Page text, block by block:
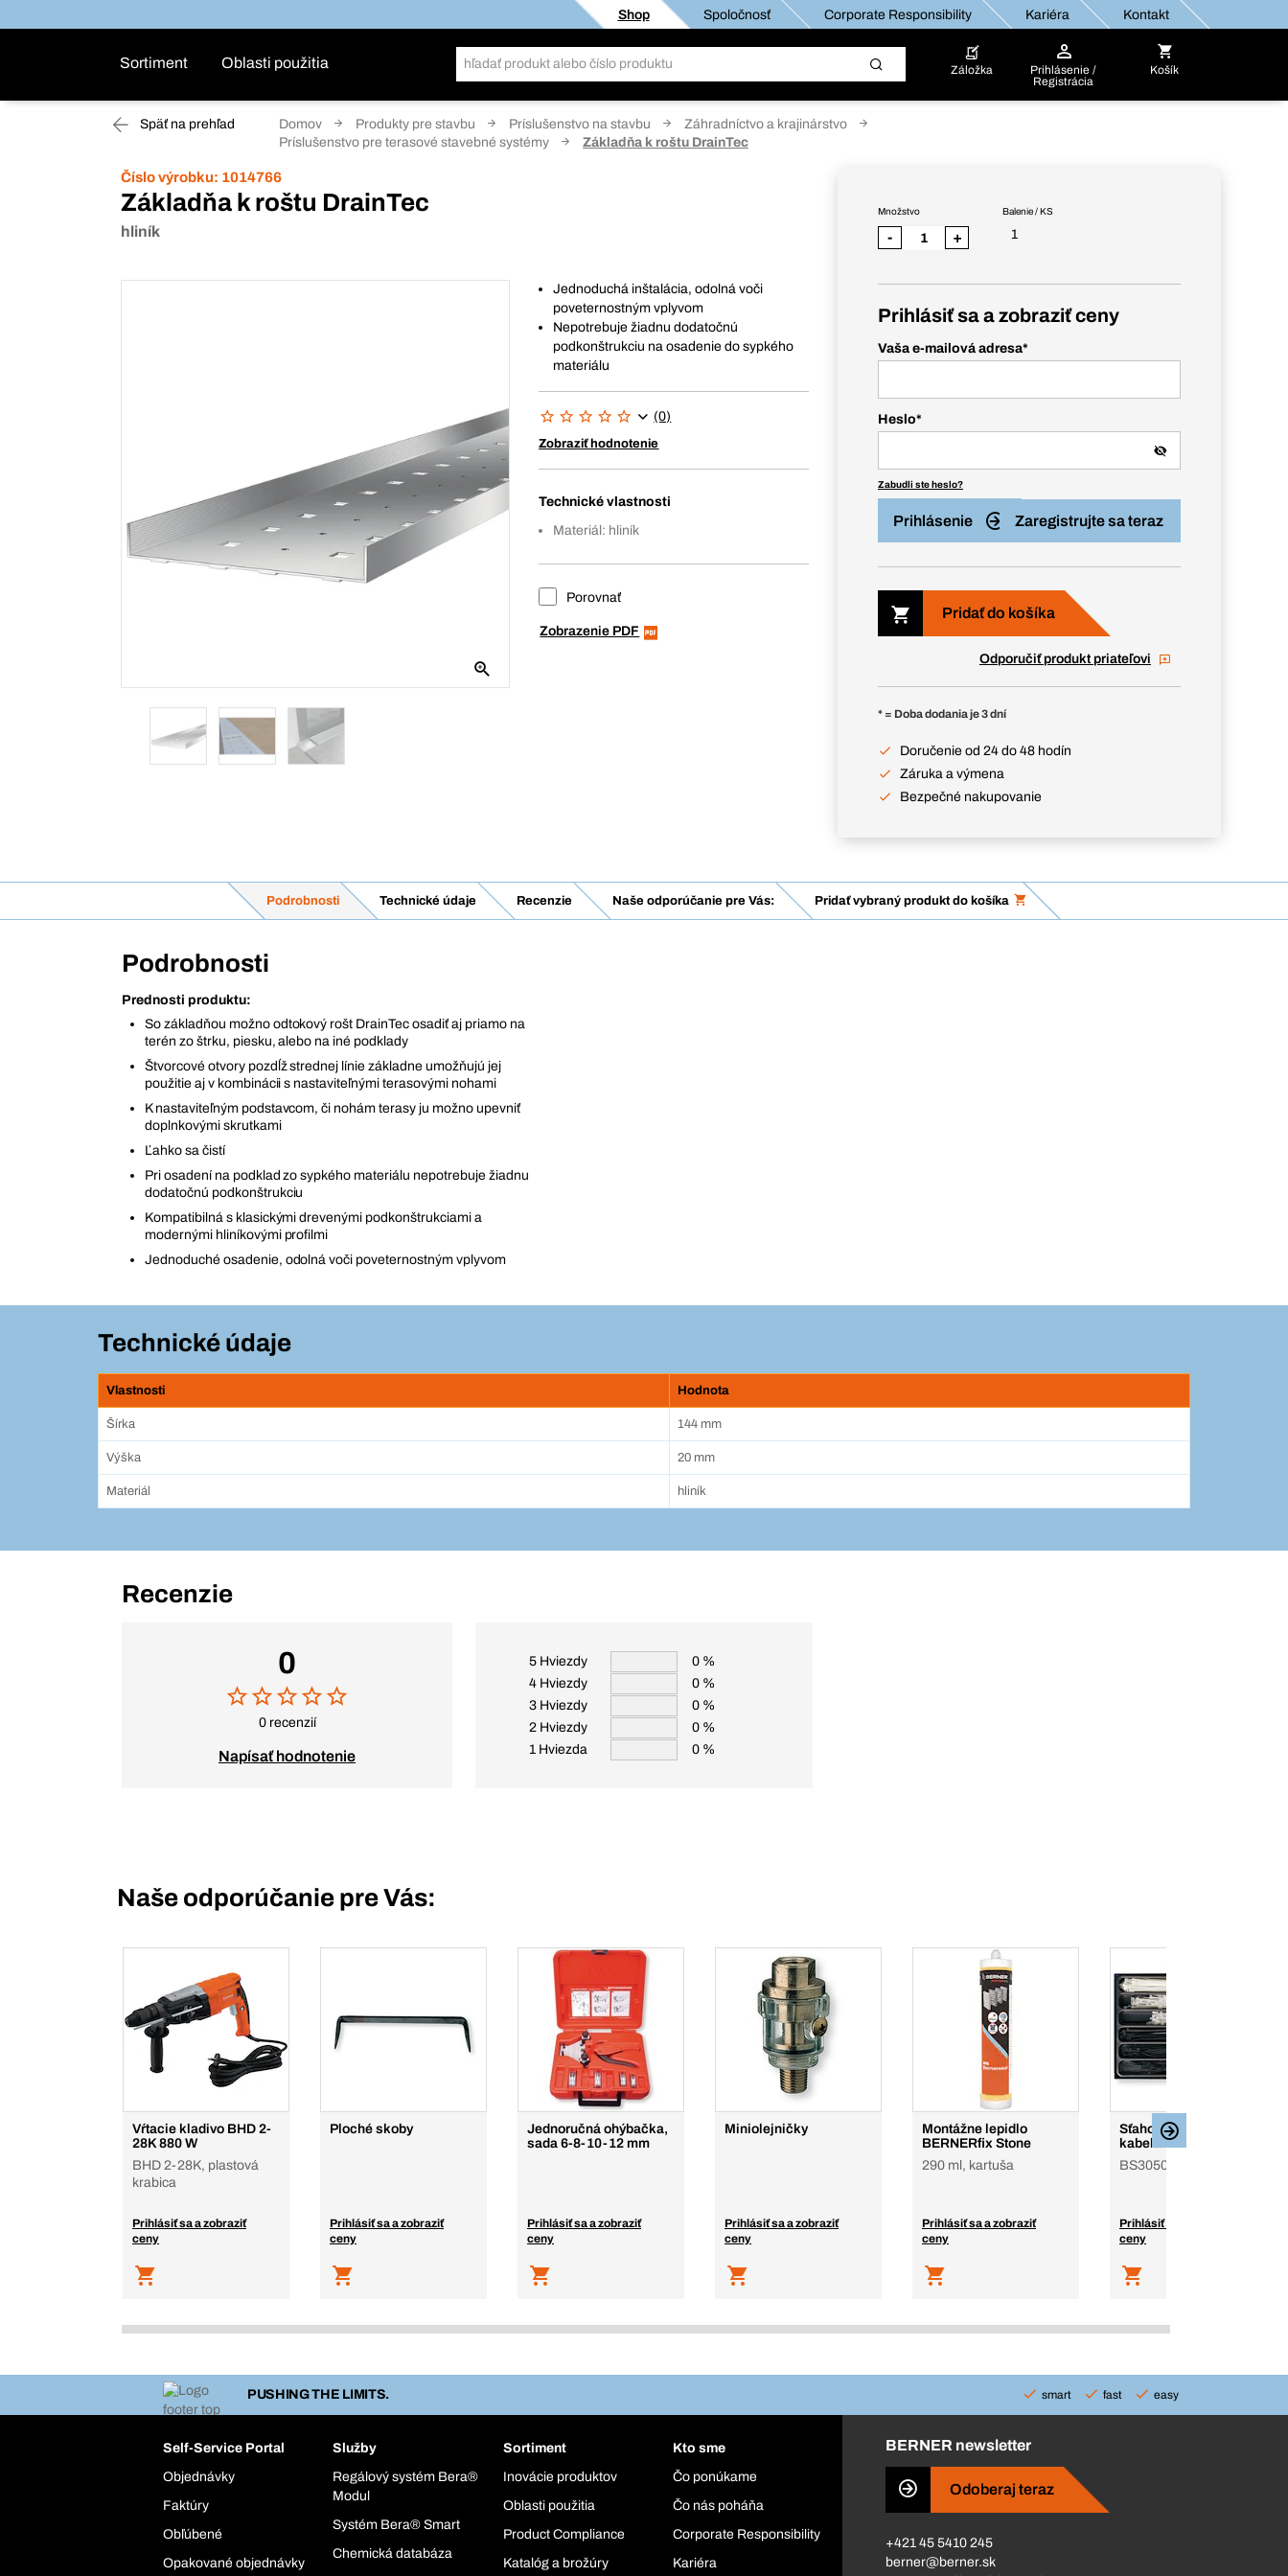
Shop Spoločnosť Corporate Responsibility Kariéra Kontakt
Sortiment Oblasti použitia Záložka
Prihlásenie /
Registrácia
Košík
Späť na prehľad Domov Produkty pre stavbu Príslušenstvo na stavbu
Záhradníctvo a krajinárstvo
Príslušenstvo pre terasové stavebné systémy
Základňa k roštu DrainTec
Číslo výrobku: 1014766
Základňa k roštu DrainTec
hliník
Jednoduchá inštalácia, odolná voči
poveternostným vplyvom
Nepotrebuje žiadnu dodatočnú
podkonštrukciu na osadenie do sypkého
materiálu
(0)
Zobraziť hodnotenie
Technické vlastnosti
Materiál: hliník
Porovnať
Zobrazenie PDF
Balenie / KS
1
Množstvo
- +
Prihlásiť sa a zobraziť ceny
Vaša e-mailová adresa*
Heslo*
Zabudli ste heslo?
Prihlásenie Zaregistrujte sa teraz
Pridať do košíka
Odporučiť produkt priateľovi
* = Doba dodania je 3 dní
Doručenie od 24 do 48 hodín
Záruka a výmena
Bezpečné nakupovanie
Podrobnosti Technické údaje Recenzie Naše odporúčanie pre Vás: Pridať vybraný produkt do košíka
Podrobnosti
Prednosti produktu:
So základňou možno odtokový rošt DrainTec osadiť aj priamo na
terén zo štrku, piesku, alebo na iné podklady
Štvorcové otvory pozdĺž strednej línie základne umožňujú jej
použitie aj v kombinácii s nastaviteľnými terasovými nohami
K nastaviteľným podstavcom, či nohám terasy ju možno upevniť
doplnkovými skrutkami
Ľahko sa čistí
Pri osadení na podklad zo sypkého materiálu nepotrebuje žiadnu
dodatočnú podkonštrukciu
Kompatibilná s klasickými drevenými podkonštrukciami a
modernými hliníkovými profilmi
Jednoduché osadenie, odolná voči poveternostným vplyvom
Technické údaje
Vlastnosti Hodnota
Šírka 144 mm
Výška 20 mm
Materiál hliník
Recenzie
0
0 recenzií
Napísať hodnotenie
5 Hviezdy
0 %
4 Hviezdy
0 %
3 Hviezdy
0 %
2 Hviezdy
0 %
1 Hviezda
0 %
Naše odporúčanie pre Vás:
Vŕtacie kladivo BHD 2-
28K 880 W
BHD 2-28K, plastová
krabica
Prihlásiť sa a zobraziť
ceny
Ploché skoby
Prihlásiť sa a zobraziť
ceny
Jednoručná ohýbačka,
sada 6-8-10-12 mm
Prihlásiť sa a zobraziť
ceny
Miniolejničky
Prihlásiť sa a zobraziť
ceny
Montážne lepidlo
BERNERfix Stone
290 ml, kartuša
Prihlásiť sa a zobraziť
ceny
Sťahovacie pásky na
kabeláž BERA® Modul
BS3050
Prihlásiť sa a zobraziť
ceny
PUSHING THE LIMITS. smart fast easy
Self-Service Portal
Objednávky
Faktúry
Obľúbené
Opakované objednávky
Služby
Regálový systém Bera®
Modul
Systém Bera® Smart
Chemická databáza
Sortiment
Inovácie produktov
Oblasti použitia
Product Compliance
Katalóg a brožúry
Kto sme
Čo ponúkame
Čo nás poháňa
Corporate Responsibility
Kariéra
BERNER newsletter
Odoberaj teraz
+421 45 5410 245
berner@berner.sk